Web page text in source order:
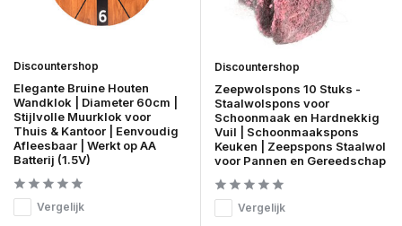
Discountershop
Elegante Bruine Houten
Wandklok | Diameter 60cm |
Stijlvolle Muurklok voor
Thuis & Kantoor | Eenvoudig
Afleesbaar | Werkt op AA
Batterij (1.5V)
Vergelijk
Discountershop
Zeepwolspons 10 Stuks -
Staalwolspons voor
Schoonmaak en Hardnekkig
Vuil | Schoonmaakspons
Keuken | Zeepspons Staalwol
voor Pannen en Gereedschap
Vergelijk